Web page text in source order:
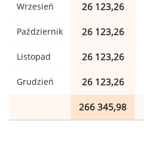
Wrzesień 26 123,26
Październik 26 123,26
Listopad 26 123,26
Grudzień 26 123,26
266 345,98